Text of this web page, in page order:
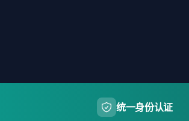
统一身份认证